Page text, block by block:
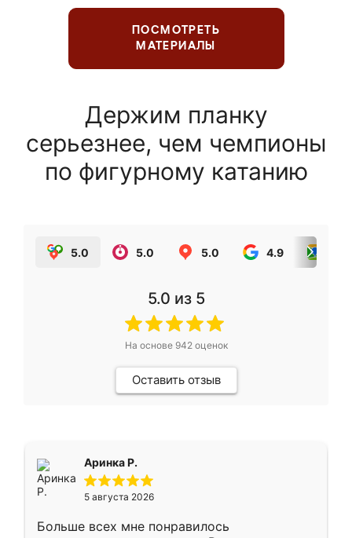
ПОСМОТРЕТЬ
МАТЕРИАЛЫ
Держим планку
серьезнее, чем чемпионы
по фигурному катанию
5.0 5.0 5.0 4.9
5.0 из 5
На основе 942оценок
Оставить отзыв
Аринка Р.
5 августа 2026
Больше всех мне понравилось